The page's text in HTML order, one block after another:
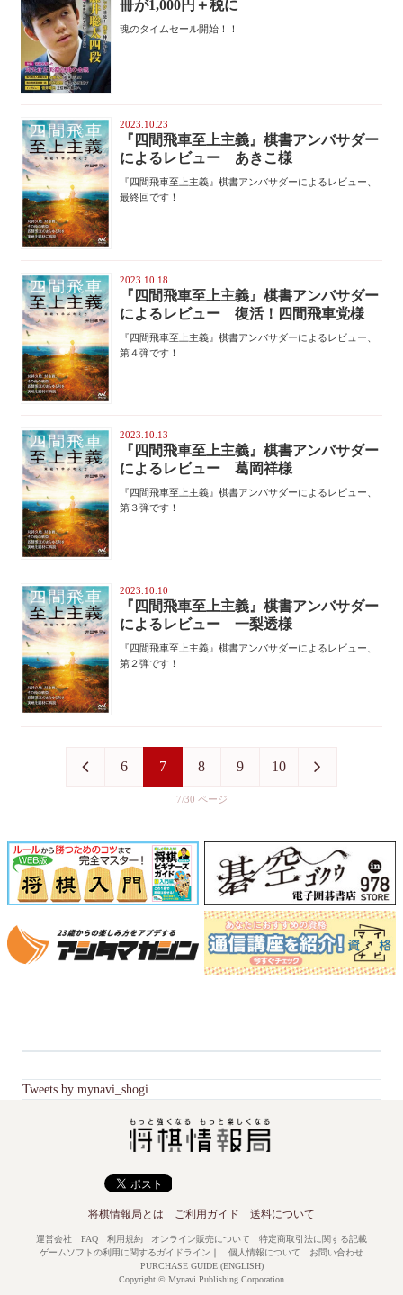
冊が1,000円＋税に
魂のタイムセール開始！！
2023.10.23
『四間飛車至上主義』棋書アンバサダー
によるレビュー あきこ様
『四間飛車至上主義』棋書アンバサダーによるレビュー、
最終回です！
2023.10.18
『四間飛車至上主義』棋書アンバサダー
によるレビュー 復活！四間飛車党様
『四間飛車至上主義』棋書アンバサダーによるレビュー、
第４弾です！
2023.10.13
『四間飛車至上主義』棋書アンバサダー
によるレビュー 葛岡祥様
『四間飛車至上主義』棋書アンバサダーによるレビュー、
第３弾です！
2023.10.10
『四間飛車至上主義』棋書アンバサダー
によるレビュー 一梨透様
『四間飛車至上主義』棋書アンバサダーによるレビュー、
第２弾です！
7/30
6 7 8 9 10
Tweets by mynavi_shogi
将棋情報局とは ご利用ガイド 送料について
運営会社 FAQ 利用規約 オンライン販売について
特定商取引法に関する記載
ゲームソフトの利用に関するガイドライン ｜ 個人情報について
お問い合わせ
PURCHASE GUIDE (ENGLISH)
Copyright © Mynavi Publishing Corporation